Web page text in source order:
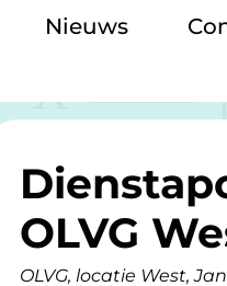
Nieuws
OLVG
OLVG, locatie West,